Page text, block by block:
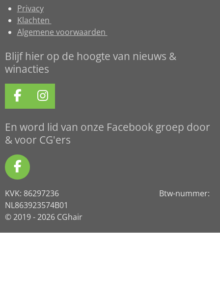
Privacy
Klachten
Algemene voorwaarden
Blijf hier op de hoogte van nieuws &
winacties
F
a
c
e
b
o
o
k
I
n
s
t
a
m
En word lid van onze Facebook groep door
& voor CG'ers
F
a
c
e
b
o
KVK: 86297236 Btw-nummer:
NL863923574B01
© 2019 - 2026 CGhair